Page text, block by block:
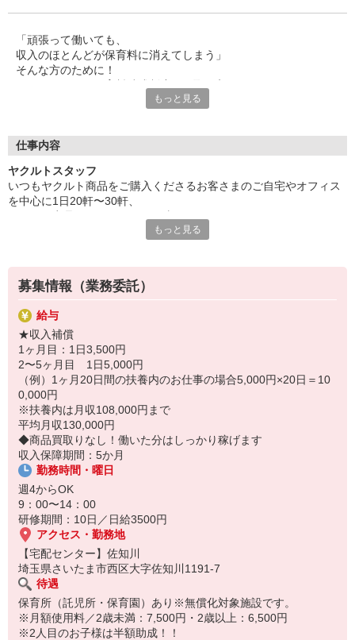
「頑張って働いても、
収入のほとんどが保育料に消えてしまう」
そんな方のために！
一般の保育園に子どもを預けている方をバックアップ◎
◆急なお休みにもスタッフ同士で快くフォロー
など、働くママの多いヤクルトならではの
仕事×育児のお悩みをスッキリ解決に導きます☆
もっと見る
仕事内容
ヤクルトスタッフ
いつもヤクルト商品をご購入くださるお客さまのご自宅やオフィス
を中心に1日20軒〜30軒、
商品を通じてお客さまとふれあう楽しさ、健康的な生活にお役立ち
す！
〜ヤクルトスタッフの1日〜
2児の母として仕事と家庭の両立をしているHさん。
実際のワークスタイルを、一例としてご紹介いたします！
※時間は地域によって異なります。
8:10 保育所にお子さまをお預け
8:20 宅配センターに到着、お届けの準備
8:30 朝礼が終わったら出発
13:00 お届け修了、翌日準備、集計作業
14:30お仕事修了
保育所にお子さまを迎えに行って帰宅
☆ココがPoint☆
・職場の近くに保育所（保育園、幼稚園、託児所）があるから、送
り迎えの時間の心配がいりません！
・保育料補助制度があります！
・家事・夕食の支度なども余裕をもってできます！
もっと見る
募集情報（業務委託）
給与
★収入補償
1ヶ月目：1日3,500円
2〜5ヶ月目 1日5,000円
（例）1ヶ月20日間の扶養内のお仕事の場合5,000円×20日＝10
0,000円
※扶養内は月収108,000円まで
平均月収130,000円
◆商品買取りなし！働いた分はしっかり稼げます
収入保障期間：5か月
勤務時間・曜日
週4からOK
9：00〜14：00
研修期間：10日／日給3500円
アクセス・勤務地
【宅配センター】佐知川
埼玉県さいたま市西区大字佐知川1191-7
待遇
保育所（託児所・保育園）あり※無償化対象施設です。
※月額使用料／2歳未満：7,500円・2歳以上：6,500円
※2人目のお子様は半額助成！！